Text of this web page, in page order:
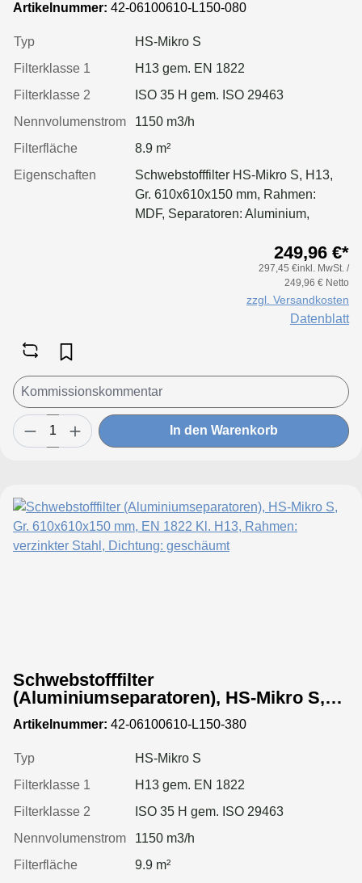
Rahmen: MDF, Dichtung: geschäumt
Artikelnummer: 42-06100610-L150-080
Typ
HS-Mikro S
Filterklasse 1
H13 gem. EN 1822
Filterklasse 2
ISO 35 H gem. ISO 29463
Nennvolumenstrom
1150 m3/h
Filterfläche
8.9 m²
Eigenschaften
Schwebstofffilter HS-Mikro S, H13,
Gr. 610x610x150 mm, Rahmen:
MDF, Separatoren: Aluminium,
249,96 €*
297,45 €inkl. MwSt. /
249,96 € Netto
zzgl. Versandkosten
Datenblatt
In den Warenkorb
Schwebstofffilter
(Aluminiumseparatoren), HS-Mikro S,
Gr. 610x610x150 mm, EN 1822 Kl. H13,
Rahmen: verzinkter Stahl, Dichtung:
geschäumt
Artikelnummer: 42-06100610-L150-380
Typ
HS-Mikro S
Filterklasse 1
H13 gem. EN 1822
Filterklasse 2
ISO 35 H gem. ISO 29463
Nennvolumenstrom
1150 m3/h
Filterfläche
9.9 m²